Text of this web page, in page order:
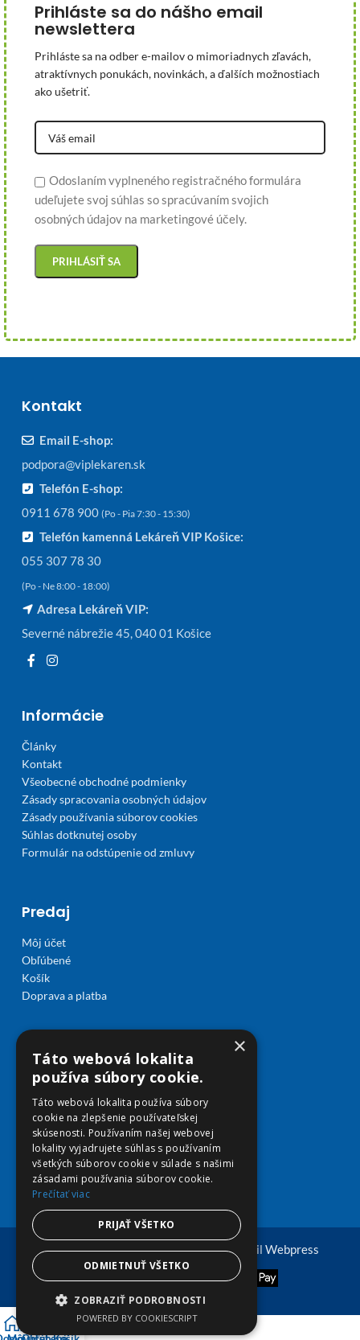
Prihláste sa do nášho email
newslettera
Prihláste sa na odber e-mailov o mimoriadnych zľavách,
atraktívnych ponukách, novinkách, a ďalších možnostiach
ako ušetriť.
Odoslaním vyplneného registračného formulára
udeľujete svoj súhlas so spracúvaním svojich
osobných údajov na marketingové účely.
Kontakt
Email E-shop:
podpora@viplekaren.sk
Telefón E-shop:
0911 678 900 (Po - Pia 7:30 - 15:30)
Telefón kamenná Lekáreň VIP Košice:
055 307 78 30
(Po - Ne 8:00 - 18:00)
Adresa Lekáreň VIP:
Severné nábrežie 45, 040 01 Košice
Informácie
Články
Kontakt
Všeobecné obchodné podmienky
Zásady spracovania osobných údajov
Zásady používania súborov cookies
Súhlas dotknutej osoby
Formulár na odstúpenie od zmluvy
Predaj
Môj účet
Obľúbené
Košík
Doprava a platba
© Copyright 2026 viplekaren.sk | Vytvoril Webpress
×
Táto webová lokalita
používa súbory cookie.
Táto webová lokalita používa súbory
cookie na zlepšenie používateľskej
skúsenosti. Používaním našej webovej
lokality vyjadrujete súhlas s používaním
všetkých súborov cookie v súlade s našimi
zásadami používania súborov cookie.
Prečítať viac
PRIJAŤ VŠETKO
ODMIETNUŤ VŠETKO
ZOBRAZIŤ PODROBNOSTI
POWERED BY COOKIESCRIPT